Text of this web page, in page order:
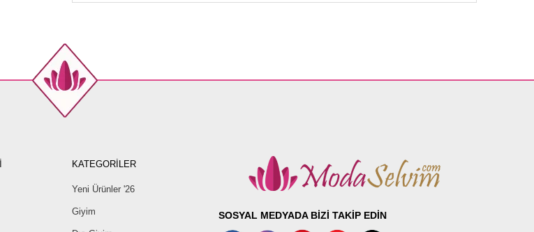
KATEGORİLER
Yeni Ürünler '26
Giyim SOSYAL MEDYADA BİZİ TAKİP EDİN